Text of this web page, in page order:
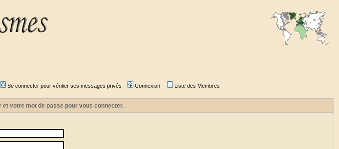
Se connecter pour vérifier ses messages privés Connexion Liste des Membres
votre mot de passe pour vous connecter.